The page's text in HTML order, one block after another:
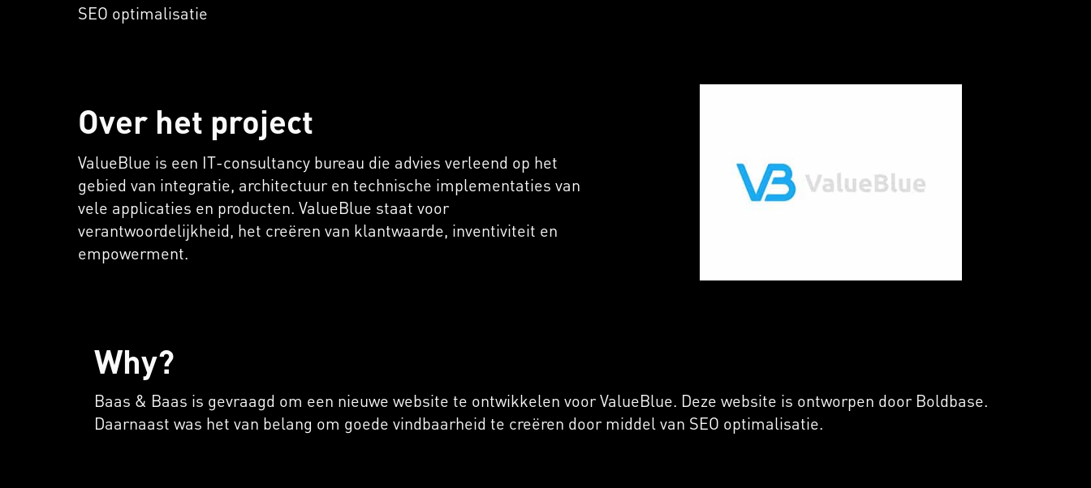
SEO optimalisatie
Over het project
ValueBlue is een IT-consultancy bureau die advies verleend op het
gebied van integratie, architectuur en technische implementaties van
vele applicaties en producten. ValueBlue staat voor
verantwoordelijkheid, het creëren van klantwaarde, inventiviteit en
empowerment.
Why?
Baas & Baas is gevraagd om een nieuwe website te ontwikkelen voor ValueBlue. Deze website is ontworpen door Boldbase.
Daarnaast was het van belang om goede vindbaarheid te creëren door middel van SEO optimalisatie.